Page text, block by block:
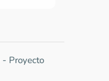
- Proyecto